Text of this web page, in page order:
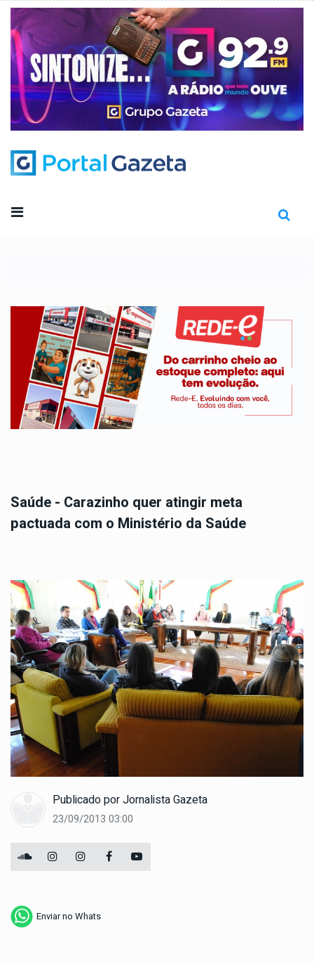
Saúde - Carazinho quer atingir meta
pactuada com o Ministério da Saúde
Publicado porJornalista Gazeta
23/09/2013 03:00
Enviar no Whats